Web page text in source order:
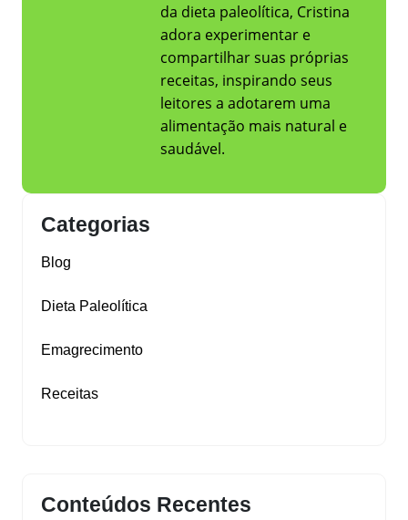
da dieta paleolítica, Cristina
adora experimentar e
compartilhar suas próprias
receitas, inspirando seus
leitores a adotarem uma
alimentação mais natural e
saudável.
Categorias
Blog
Dieta Paleolítica
Emagrecimento
Receitas
Conteúdos Recentes